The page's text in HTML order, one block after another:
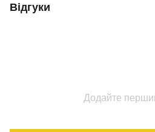
Відгуки
Додайте